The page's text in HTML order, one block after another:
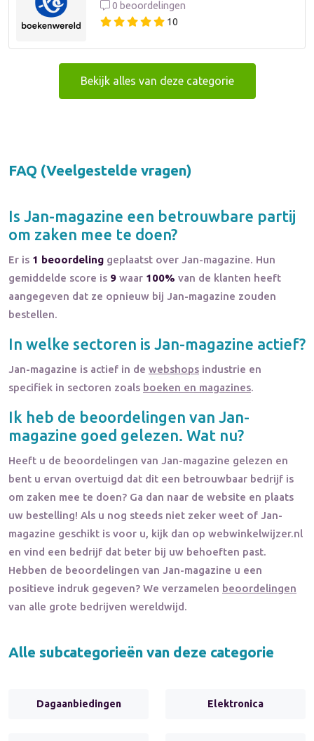
0 beoordelingen
10
Bekijk alles van deze categorie
FAQ (Veelgestelde vragen)
Is Jan-magazine een betrouwbare partij
om zaken mee te doen?
Er is 1 beoordeling geplaatst over Jan-magazine. Hun
gemiddelde score is 9 waar 100% van de klanten heeft
aangegeven dat ze opnieuw bij Jan-magazine zouden
bestellen.
In welke sectoren is Jan-magazine actief?
Jan-magazine is actief in de webshops industrie en
specifiek in sectoren zoals boeken en magazines.
Ik heb de beoordelingen van Jan-
magazine goed gelezen. Wat nu?
Heeft u de beoordelingen van Jan-magazine gelezen en
bent u ervan overtuigd dat dit een betrouwbaar bedrijf is
om zaken mee te doen? Ga dan naar de website en plaats
uw bestelling! Als u nog steeds niet zeker weet of Jan-
magazine geschikt is voor u, kijk dan op webwinkelwijzer.nl
en vind een bedrijf dat beter bij uw behoeften past.
Hebben de beoordelingen van Jan-magazine u een
positieve indruk gegeven? We verzamelen beoordelingen
van alle grote bedrijven wereldwijd.
Alle subcategorieën van deze categorie
Dagaanbiedingen Elektronica